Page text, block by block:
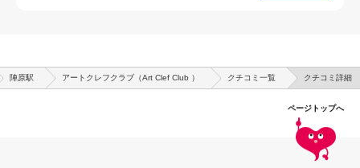
陣原駅 アートクレフクラブ（Art Clef Club ） クチコミ一覧 クチコミ詳細
ページトップへ